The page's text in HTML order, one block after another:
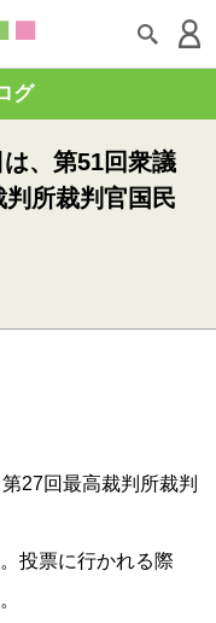
グ
は、第51回衆議
所裁判官国民
27回最高裁判所裁判
投票に行かれる際